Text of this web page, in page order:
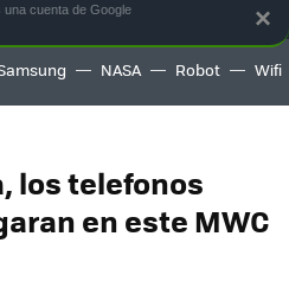
NASA Robot Wifi
los telefonos
en este MWC
×
una cuenta de Google